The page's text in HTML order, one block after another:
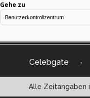
Gehe zu
Celebgate -
Alle Zeitangaben